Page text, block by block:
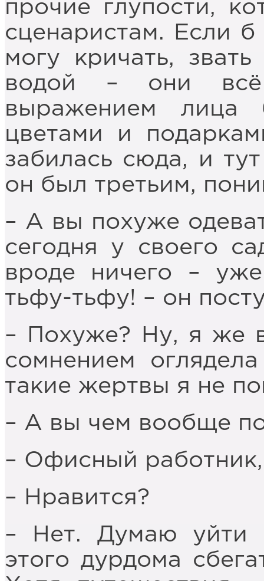
прочие глупости,
сценаристам. Если
могу кричать,
водой – они
выражением
цветами и
забилась сюда, и
он был третьим,
– А вы похуже
сегодня у своего
вроде ничего –
тьфу-тьфу! – он
– Похуже? Ну, я же
сомнением
такие жертвы я не
– А вы чем вообще
– Офисный работник,
– Нравится?
– Нет. Думаю уйти
этого дурдома